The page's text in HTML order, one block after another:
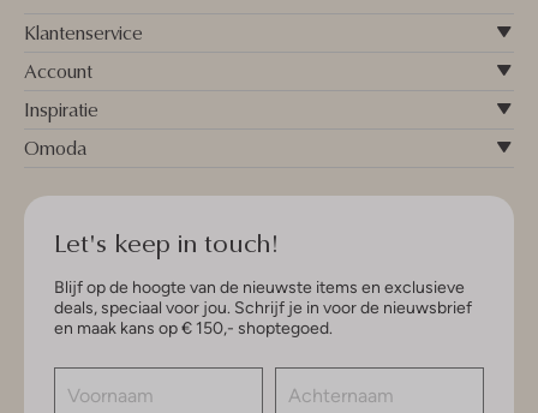
Klantenservice
Account
Inspiratie
Omoda
Let's keep in touch!
Blijf op de hoogte van de nieuwste items en exclusieve
deals, speciaal voor jou. Schrijf je in voor de nieuwsbrief
en maak kans op € 150,- shoptegoed.